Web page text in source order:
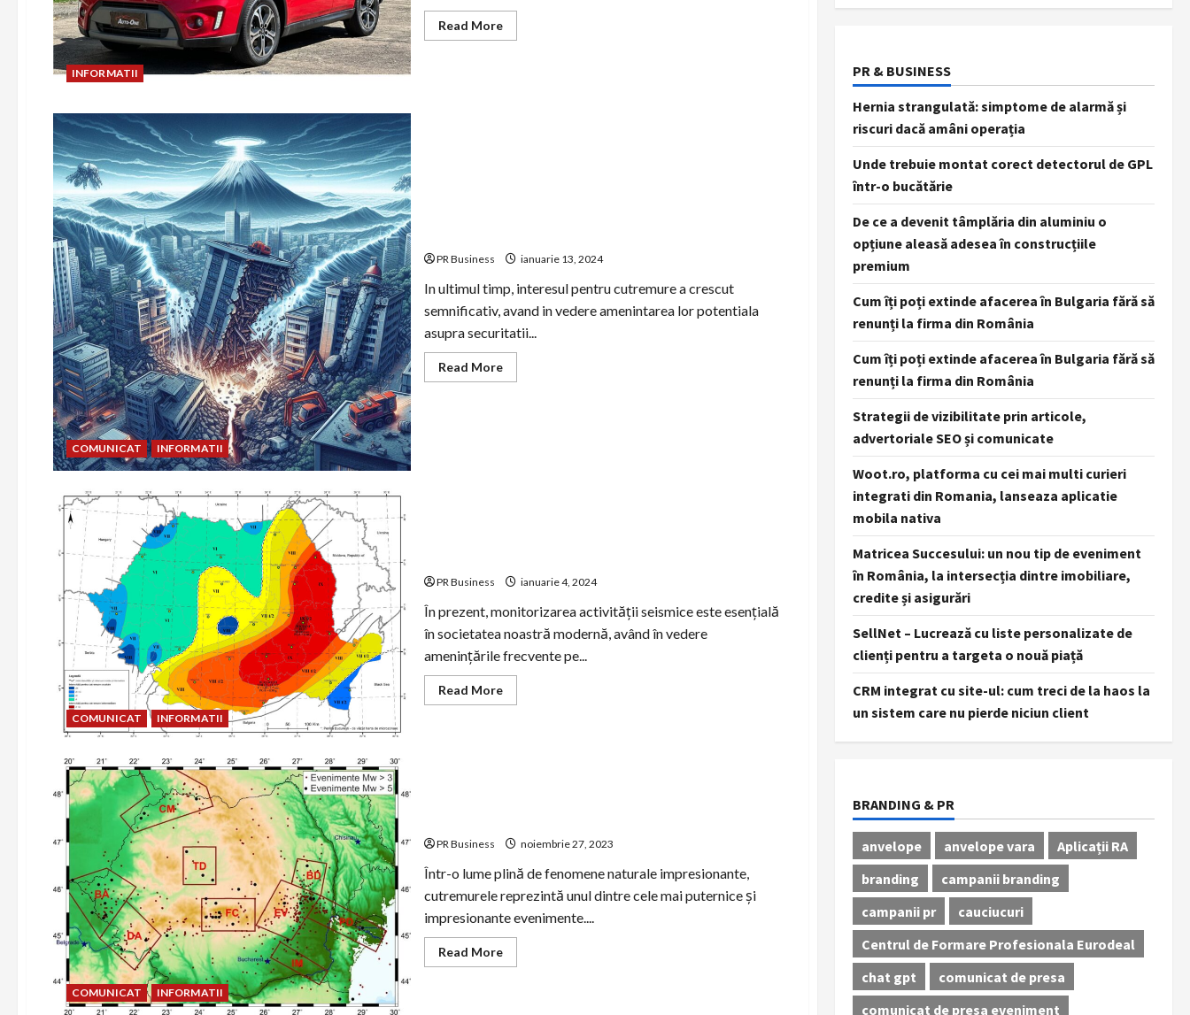
INFORMATII
Read MoreRead
more
COMUNICAT INFORMATII
PR Business ianuarie 13, 2024
In ultimul timp, interesul pentru cutremure a crescut
semnificativ, avand in vedere amenintarea lor potentiala
asupra securitatii...
Read MoreRead
more
COMUNICAT INFORMATII
PR Business ianuarie 4, 2024
În prezent, monitorizarea activității seismice este esențială
în societatea noastră modernă, având în vedere
amenințările frecvente pe...
Read MoreRead
more
COMUNICAT INFORMATII
PR Business noiembrie 27, 2023
Într-o lume plină de fenomene naturale impresionante,
cutremurele reprezintă unul dintre cele mai puternice și
impresionante evenimente....
Read MoreRead
more
PR & BUSINESS
Hernia strangulată: simptome de alarmă și
riscuri dacă amâni operația
Unde trebuie montat corect detectorul de GPL
într-o bucătărie
De ce a devenit tâmplăria din aluminiu o
opțiune aleasă adesea în construcțiile
premium
Cum îți poți extinde afacerea în Bulgaria fără să
renunți la firma din România
Cum îți poți extinde afacerea în Bulgaria fără să
renunți la firma din România
Strategii de vizibilitate prin articole,
advertoriale SEO și comunicate
Woot.ro, platforma cu cei mai multi curieri
integrati din Romania, lanseaza aplicatie
mobila nativa
Matricea Succesului: un nou tip de eveniment
în România, la intersecția dintre imobiliare,
credite și asigurări
SellNet – Lucrează cu liste personalizate de
clienți pentru a targeta o nouă piață
CRM integrat cu site-ul: cum treci de la haos la
un sistem care nu pierde niciun client
BRANDING & PR
anvelope anvelope vara
Aplicații RA
branding
campanii branding
campanii pr
cauciucuri
Centrul de Formare Profesionala Eurodeal
chat gpt
comunicat de presa
comunicat de presa eveniment